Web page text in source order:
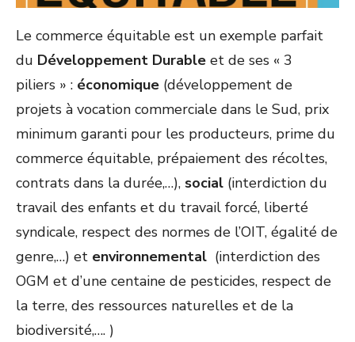
Le commerce équitable est un exemple parfait
du Développement Durable et de ses « 3
piliers » : économique (développement de
projets à vocation commerciale dans le Sud, prix
minimum garanti pour les producteurs, prime du
commerce équitable, prépaiement des récoltes,
contrats dans la durée,…), social (interdiction du
travail des enfants et du travail forcé, liberté
syndicale, respect des normes de l’OIT, égalité de
genre,…) et environnemental (interdiction des
OGM et d’une centaine de pesticides, respect de
la terre, des ressources naturelles et de la
biodiversité,…. )